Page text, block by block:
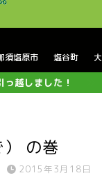
須塩原市 塩谷町
越しました！
の巻
2015年3月18日